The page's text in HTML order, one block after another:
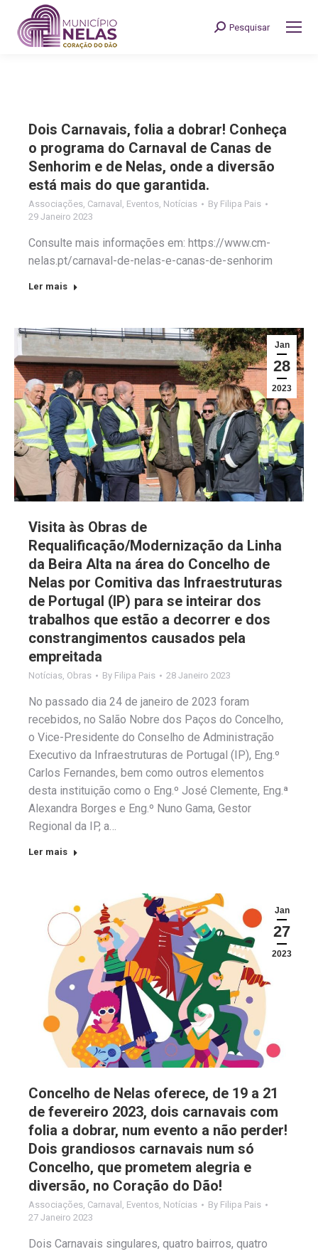
Search:
Pesquisar
Dois Carnavais, folia a dobrar! Conheça
o programa do Carnaval de Canas de
Senhorim e de Nelas, onde a diversão
está mais do que garantida.
Associações, Carnaval , Eventos, Notícias By Filipa Pais
29 Janeiro 2023
Consulte mais informações em: https://www.cm-
nelas.pt/carnaval-de-nelas-e-canas-de-senhorim
Ler mais
Jan
28
2023
Visita às Obras de
Requalificação/Modernização da Linha
da Beira Alta na área do Concelho de
Nelas por Comitiva das Infraestruturas
de Portugal (IP) para se inteirar dos
trabalhos que estão a decorrer e dos
constrangimentos causados pela
empreitada
Notícias, Obras By Filipa Pais 28 Janeiro 2023
No passado dia 24 de janeiro de 2023 foram
recebidos, no Salão Nobre dos Paços do Concelho,
o Vice-Presidente do Conselho de Administração
Executivo da Infraestruturas de Portugal (IP), Eng.º
Carlos Fernandes, bem como outros elementos
desta instituição como o Eng.º José Clemente, Eng.ª
Alexandra Borges e Eng.º Nuno Gama, Gestor
Regional da IP, a…
Ler mais
Jan
27
2023
Concelho de Nelas oferece, de 19 a 21
de fevereiro 2023, dois carnavais com
folia a dobrar, num evento a não perder!
Dois grandiosos carnavais num só
Concelho, que prometem alegria e
diversão, no Coração do Dão!
Associações, Carnaval , Eventos, Notícias By Filipa Pais
27 Janeiro 2023
Dois Carnavais singulares, quatro bairros, quatro